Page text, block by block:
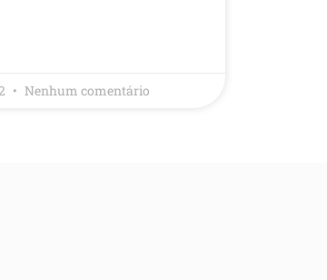
Nenhum comentário